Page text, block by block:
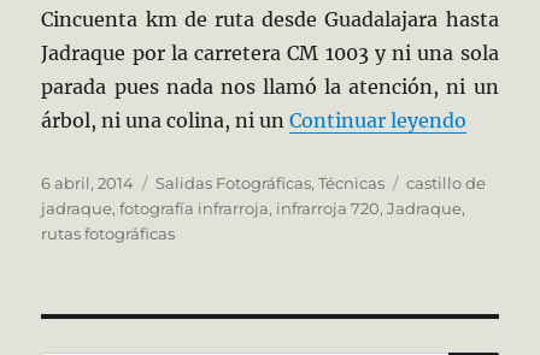
Cincuenta km de ruta desde Guadalajara hasta
Jadraque por la carretera CM 1003 y ni una sola
parada pues nada nos llamó la atención, ni un
árbol, ni una colina, ni unContinuar leyendo
Publicado
el
6 abril, 2014 Categorías
Salidas Fotográficas,Técnicas Etiquetas
castillo de
jadraque,fotografía infrarroja, infrarroja 720,Jadraque,
rutas fotográficas